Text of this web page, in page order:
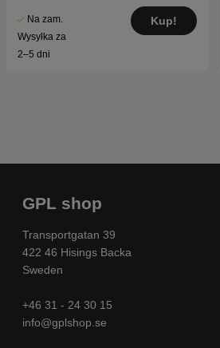
Na zam.
Wysyłka za
2–5 dni
Kup!
GPL shop
Transportgatan 39
422 46 Hisings Backa
Sweden
+46 31 - 24 30 15
info@gplshop.se